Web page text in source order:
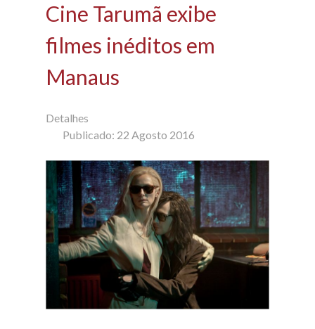
Cine Tarumã exibe
filmes inéditos em
Manaus
Detalhes
Publicado: 22 Agosto 2016